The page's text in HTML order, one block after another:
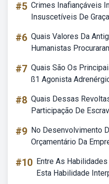
#5 Crimes Inafiançáveis
Insuscetíveis De
#6 Quais Valores Da
Humanistas
#7 Quais São Os
ß1 Agonista
#8 Quais Dessas
Participação De
#9 No Desenvolvimento
Orçamentário Da
#10 Entre As
Esta Habilidade